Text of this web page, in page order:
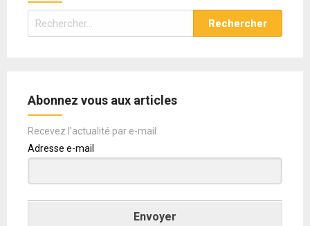
Rechercher :
Abonnez vous aux articles
Recevez l'actualité par e-mail
Adresse e-mail
Envoyer